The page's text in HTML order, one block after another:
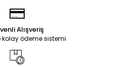
Alışveriş
kolay ödeme sistemi